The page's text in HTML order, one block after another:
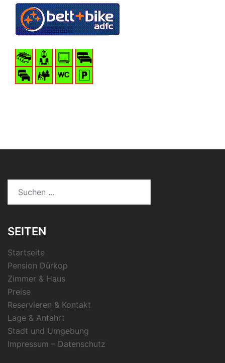
SEITEN
Startseite
Pension Dürkop
Zimmer & Haus
Preise
Reservieren & Kontakt
Lage & Anfahrt
Stadt und Umgebung
Impressum – Datenschutz